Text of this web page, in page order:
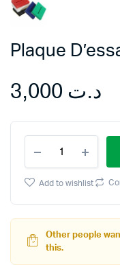
Plaque
د.ت
D'essai
170
Points
Add to wishlist
Other people
this.